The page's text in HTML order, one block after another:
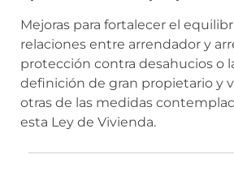
Mejoras para fortalecer el
relaciones entre arrendador y
protección contra desahucios o
definición de gran propietario y
otras de las medidas
esta Ley de Vivienda.